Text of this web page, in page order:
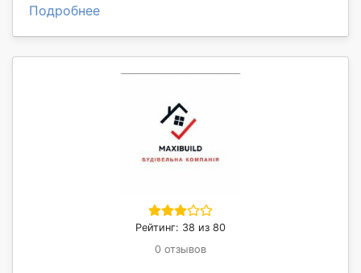
Подробнее
Рейтинг: 38 из 80
0 отзывов